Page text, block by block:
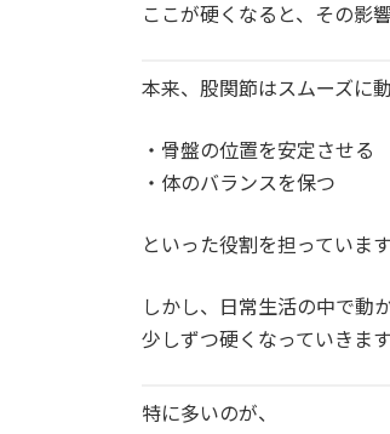
ここが硬くなると、その影
本来、股関節はスムーズに動
・骨盤の位置を安定させる
・体のバランスを保つ
といった役割を担っています
しかし、日常生活の中で動
少しずつ硬くなっていきます
特に多いのが、